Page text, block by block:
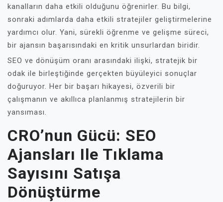
kanalların daha etkili olduğunu öğrenirler. Bu bilgi,
sonraki adımlarda daha etkili stratejiler geliştirmelerine
yardımcı olur. Yani, sürekli öğrenme ve gelişme süreci,
bir ajansın başarısındaki en kritik unsurlardan biridir.
SEO ve dönüşüm oranı arasındaki ilişki, stratejik bir
odak ile birleştiğinde gerçekten büyüleyici sonuçlar
doğuruyor. Her bir başarı hikayesi, özverili bir
çalışmanın ve akıllıca planlanmış stratejilerin bir
yansıması.
CRO’nun Gücü: SEO
Ajansları Ile Tıklama
Sayısını Satışa
Dönüştürme